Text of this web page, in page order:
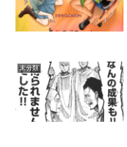
未分類